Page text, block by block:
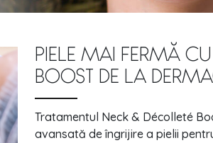
PIELE MAI FERMĂ
BOOST DE LA
Tratamentul Neck & Décolleté
avansată de îngrijire a pielii